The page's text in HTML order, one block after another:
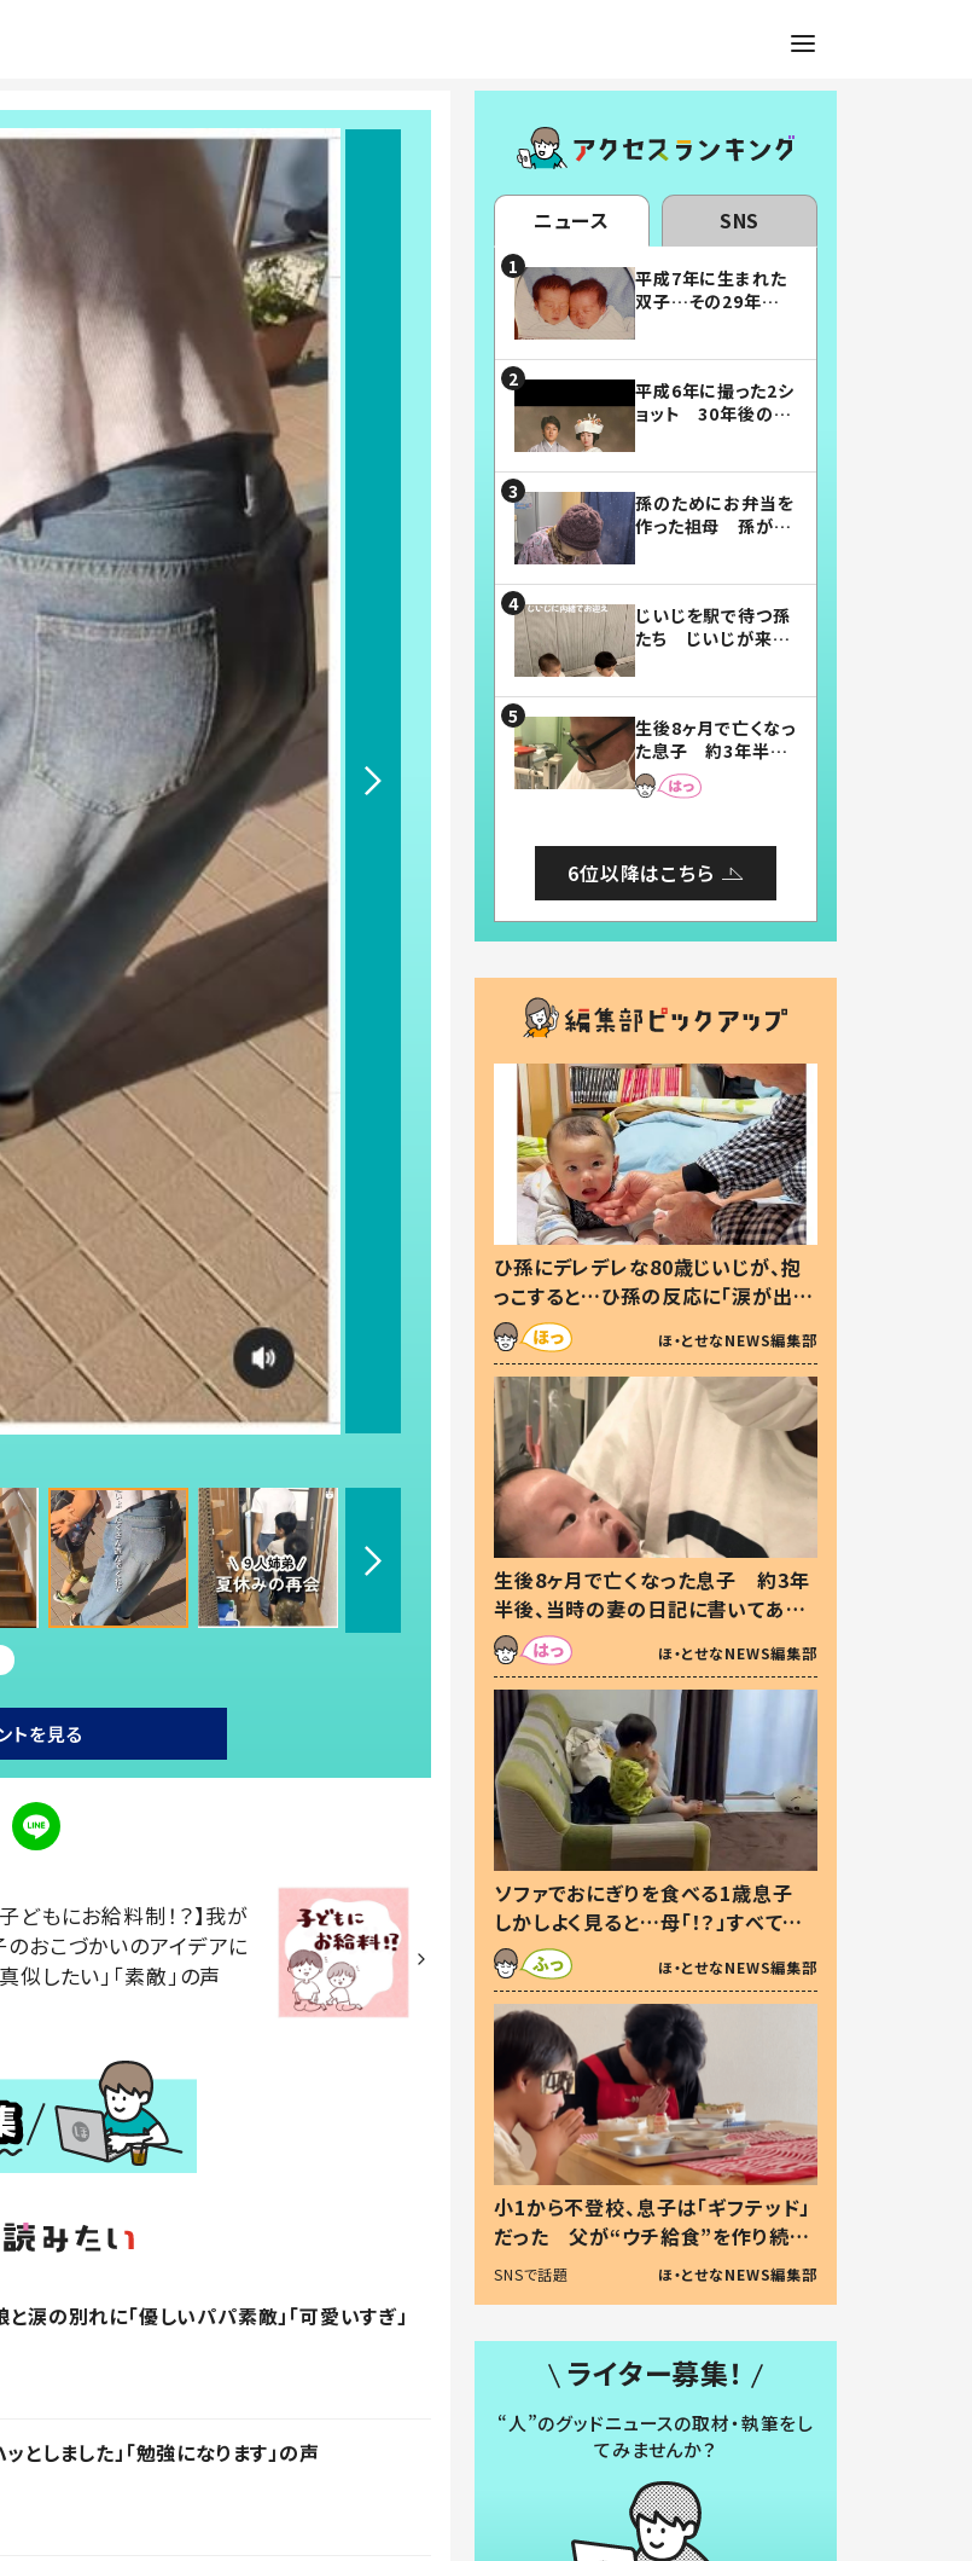
トを見る
子どもにお給料制！？】我が
のおこづかいのアイデアに
真似したい」「素敵」の声
涙の別れに「優しいパパ素敵」「可愛いすぎ」
しました」「勉強になります」の声
ニュース SNS
平成7年に生まれた
双子…その29年後
平成6年に撮った2シ
ョット 30年後の姿
孫のためにお弁当を
作った祖母 孫が絶
じいじを駅で待つ孫
たち じいじが来た
まらない」「幸せにな
れる」
生後8ヶ月で亡くなっ
た息子 約3年半
後、当時の妻の日記
に書いてあった本音
6位以降はこちら
ひ孫にデレデレな80歳じいじが、抱
っこすると…ひ孫の反応に「涙が出ま
した」「可愛くて仕方ない」
ほ・とせなNEWS編集部
生後8ヶ月で亡くなった息子 約3年
半後、当時の妻の日記に書いてあっ
た本音とは
ほ・とせなNEWS編集部
ソファでおにぎりを食べる1歳息子
しかしよく見ると…母「！？」すべてを
察した母の投稿に「可愛いから許
す！」「現行犯〜」
ほ・とせなNEWS編集部
小1から不登校、息子は「ギフテッド」
だった 父が“ウチ給食”を作り続け
る理由とは #令和の親 #令和の子
SNSで話題 ほ・とせなNEWS編集部
ライター募集！
“人”のグッドニュースの取材・執筆をし
てみませんか？